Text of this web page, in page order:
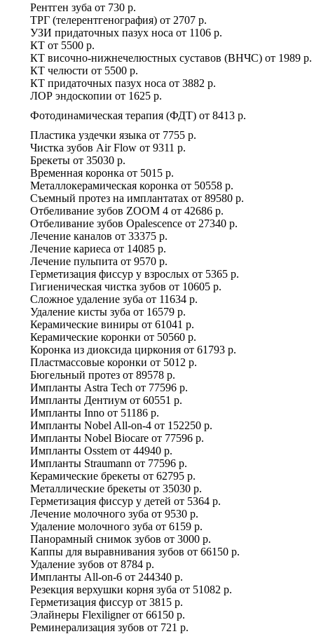
Рентген зуба от 730 р.
ТРГ (телерентгенография) от 2707 р.
УЗИ придаточных пазух носа от 1106 р.
КТ от 5500 р.
КТ височно-нижнечелюстных суставов (ВНЧС) от 1989 р.
КТ челюсти от 5500 р.
КТ придаточных пазух носа от 3882 р.
ЛОР эндоскопии от 1625 р.
Фотодинамическая терапия (ФДТ) от 8413 р.
Пластика уздечки языка от 7755 р.
Чистка зубов Air Flow от 9311 р.
Брекеты от 35030 р.
Временная коронка от 5015 р.
Металлокерамическая коронка от 50558 р.
Съемный протез на имплантатах от 89580 р.
Отбеливание зубов ZOOM 4 от 42686 р.
Отбеливание зубов Оpalescence от 27340 р.
Лечение каналов от 33375 р.
Лечение кариеса от 14085 р.
Лечение пульпита от 9570 р.
Герметизация фиссур у взрослых от 5365 р.
Гигиеническая чистка зубов от 10605 р.
Сложное удаление зуба от 11634 р.
Удаление кисты зуба от 16579 р.
Керамические виниры от 61041 р.
Керамические коронки от 50560 р.
Коронка из диоксида циркония от 61793 р.
Пластмассовые коронки от 5012 р.
Бюгельный протез от 89578 р.
Импланты Astra Tech от 77596 р.
Импланты Дентиум от 60551 р.
Импланты Inno от 51186 р.
Импланты Nobel All-on-4 от 152250 р.
Импланты Nobel Biocare от 77596 р.
Импланты Osstem от 44940 р.
Импланты Straumann от 77596 р.
Керамические брекеты от 62795 р.
Металлические брекеты от 35030 р.
Герметизация фиссур у детей от 5364 р.
Лечение молочного зуба от 9530 р.
Удаление молочного зуба от 6159 р.
Панорамный снимок зубов от 3000 р.
Каппы для выравнивания зубов от 66150 р.
Удаление зубов от 8784 р.
Импланты All-on-6 от 244340 р.
Резекция верхушки корня зуба от 51082 р.
Герметизация фиссур от 3815 р.
Элайнеры Flexilignerот 66150 р.
Реминерализация зубов от 721 р.